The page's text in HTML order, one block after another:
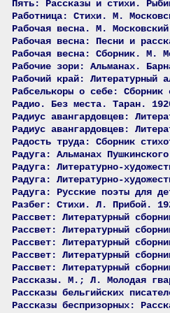
Пять: Рассказы и стихи.
Работница: Стихи. М.
Рабочая весна. М.
Рабочая весна: Песни и
Рабочая весна: Сборник. М.
Рабочие зори: Альманах.
Рабочий край: Литературный
Рабселькоры о себе:
Радио. Без места. Таран.
Радиус авангардовцев:
Радиус авангардовцев:
Радость труда: Сборник
Радуга: Альманах
Радуга: Литературно-
Радуга: Литературно-
Радуга: Русские поэты для
Разбег: Стихи. Л. Прибой.
Рассвет: Литературный
Рассвет: Литературный
Рассвет: Литературный
Рассвет: Литературный
Рассвет: Литературный
Рассказы. М.; Л. Молодая
Рассказы бельгийских
Рассказы беспризорных: